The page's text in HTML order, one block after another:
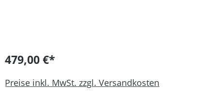
479,00 €*
Preise inkl. MwSt. zzgl. Versandkosten